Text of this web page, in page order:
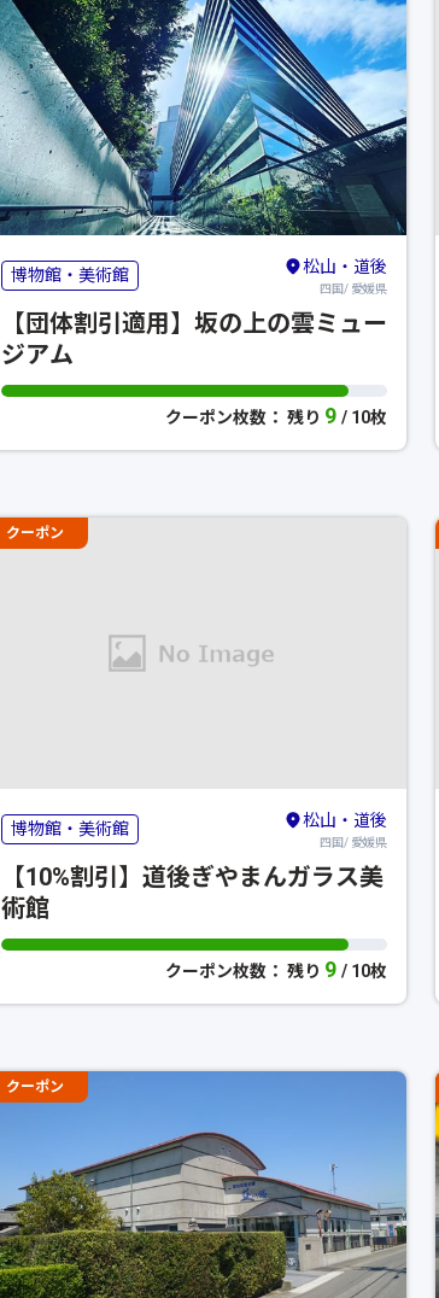
博物館・美術館 松山・道後
四国/ 愛媛県
【団体割引適用】坂の上の雲ミュー
ジアム
クーポン枚数： 残り 9 / 10枚
クーポン
博物館・美術館 松山・道後
四国/ 愛媛県
【10%割引】道後ぎやまんガラス美
術館
クーポン枚数： 残り 9 / 10枚
クーポン